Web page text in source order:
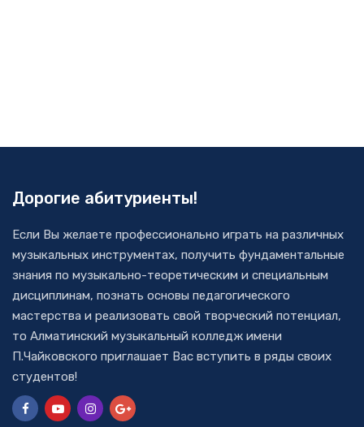
Дорогие абитуриенты!
Если Вы желаете профессионально играть на различных
музыкальных инструментах, получить фундаментальные
знания по музыкально-теоретическим и специальным
дисциплинам, познать основы педагогического
мастерства и реализовать свой творческий потенциал,
то Алматинский музыкальный колледж имени
П.Чайковского приглашает Вас вступить в ряды своих
студентов!